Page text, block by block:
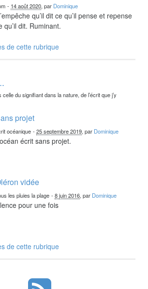
- 14 août 2020, par Dominique
qu’il dit ce qu’il pense et repense
qu’il dit. Ruminant.
de cette rubrique
celle du signifiant dans la nature, de l’écrit que j’y
projet
océanique -25 septembre 2019, par Dominique
écrit sans projet.
vidée
les pluies la plage -8 juin 2016, par Dominique
pour une fois
de cette rubrique